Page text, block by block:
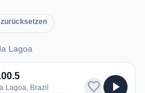
Lagoa
da Lagoa
Lagoa, Brazil
favorite play_arrow